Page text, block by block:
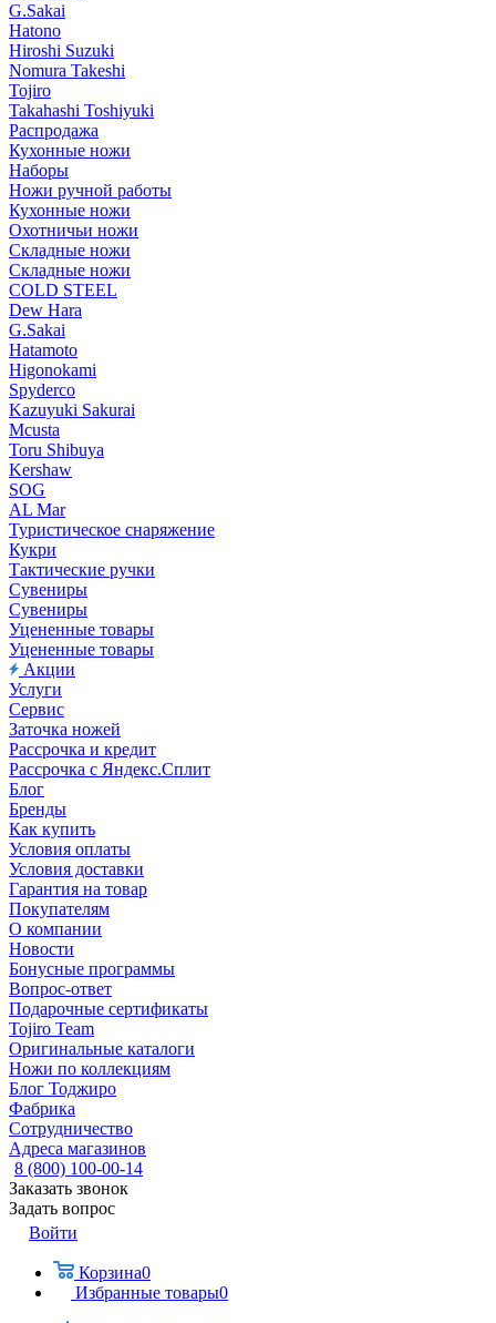
G.Sakai
Hatono
Hiroshi Suzuki
Nomura Takeshi
Tojiro
Takahashi Toshiyuki
Распродажа
Кухонные ножи
Наборы
Ножи ручной работы
Кухонные ножи
Охотничьи ножи
Складные ножи
Складные ножи
COLD STEEL
Dew Hara
G.Sakai
Hatamoto
Higonokami
Spyderco
Kazuyuki Sakurai
Mcusta
Toru Shibuya
Kershaw
SOG
AL Mar
Туристическое снаряжение
Кукри
Тактические ручки
Сувениры
Сувениры
Уцененные товары
Уцененные товары
Акции
Услуги
Сервис
Заточка ножей
Рассрочка и кредит
Рассрочка с Яндекс.Сплит
Блог
Бренды
Как купить
Условия оплаты
Условия доставки
Гарантия на товар
Покупателям
О компании
Новости
Бонусные программы
Вопрос-ответ
Подарочные сертификаты
Tojiro Team
Оригинальные каталоги
Ножи по коллекциям
Блог Тоджиро
Фабрика
Сотрудничество
Адреса магазинов
8 (800) 100-00-14
Заказать звонок
Задать вопрос
Войти
Корзина0
Избранные товары0